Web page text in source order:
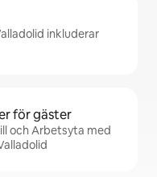
inkluderar
för gäster
och Arbetsyta med